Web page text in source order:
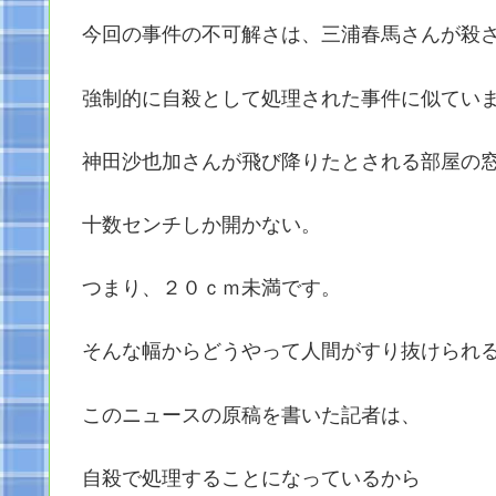
今回の事件の不可解さは、三浦春馬さんが殺さ
強制的に自殺として処理された事件に似ていま
神田沙也加さんが飛び降りたとされる部屋の窓
十数センチしか開かない。
つまり、２０ｃｍ未満です。
そんな幅からどうやって人間がすり抜けられ
このニュースの原稿を書いた記者は、
自殺で処理することになっているから